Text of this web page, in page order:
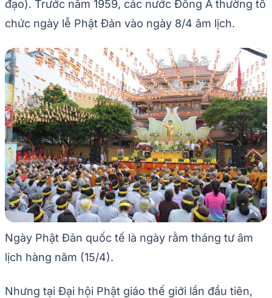
đạo). Trước năm 1959, các nước Đông Á thường tổ
chức ngày lễ Phật Đản vào ngày 8/4 âm lịch.
Ngày Phật Đản quốc tế là ngày rằm tháng tư âm
lịch hàng năm (15/4).
Nhưng tại Đại hội Phật giáo thế giới lần đầu tiên,